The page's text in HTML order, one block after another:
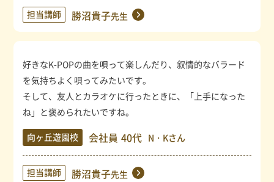
担当講師 勝沼貴子先生
好きなK-POPの曲を唄って楽しんだり、叙情的なバラード
を気持ちよく唄ってみたいです。
そして、友人とカラオケに行ったときに、「上手になった
ね」と褒められたいですね。
向ヶ丘遊園校 会社員 40代 N・Kさん
担当講師 勝沼貴子先生